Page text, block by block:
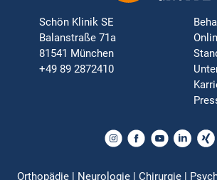
Schön Klinik SE
Balanstraße 71a
81541 München
+49 89 2872410
Orthopädie | Neurologie | Chirurgie |